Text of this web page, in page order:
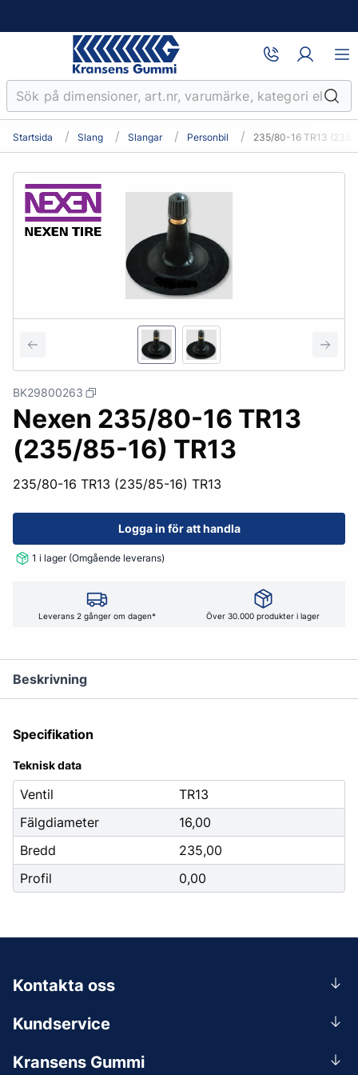
Startsida Slang Slangar Personbil 235/80-16 TR13 (235/
BK29800263
Nexen 235/80-16 TR13
(235/85-16) TR13
235/80-16 TR13 (235/85-16) TR13
Logga in för att handla
1 i lager (Omgående leverans)
Leverans 2 gånger om dagen* Över 30.000 produkter i lager
Beskrivning
Specifikation
Teknisk data
Ventil
TR13
Fälgdiameter
16,00
Bredd
235,00
Profil
0,00
Kundservice
Kransens Gummi
Kontakta oss
0156-409 00
Mån-Tors 07.30-16:30, Fre 07.30-15.00.
Lunchstängt 12:00-12:30